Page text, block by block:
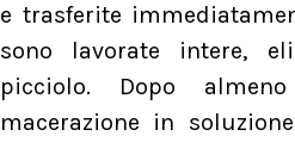
e trasferite
sono lavorate intere,
picciolo. Dopo
macerazione in